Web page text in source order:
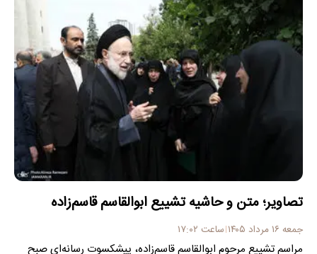
تصاویر؛ متن و حاشیه تشییع ابوالقاسم قاسم‌زاده
جمعه ۱۶ مرداد ۱۴۰۵ ساعت ۱۷:۰۲
مراسم تشییع مرحوم ابوالقاسم قاسم‌زاده، پیشکسوت رسانه‌ای صبح